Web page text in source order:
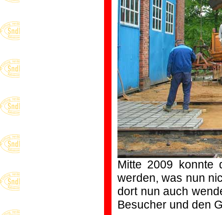
Mitte 2009 konnte
werden, was nun
dort nun auch
Besucher und den